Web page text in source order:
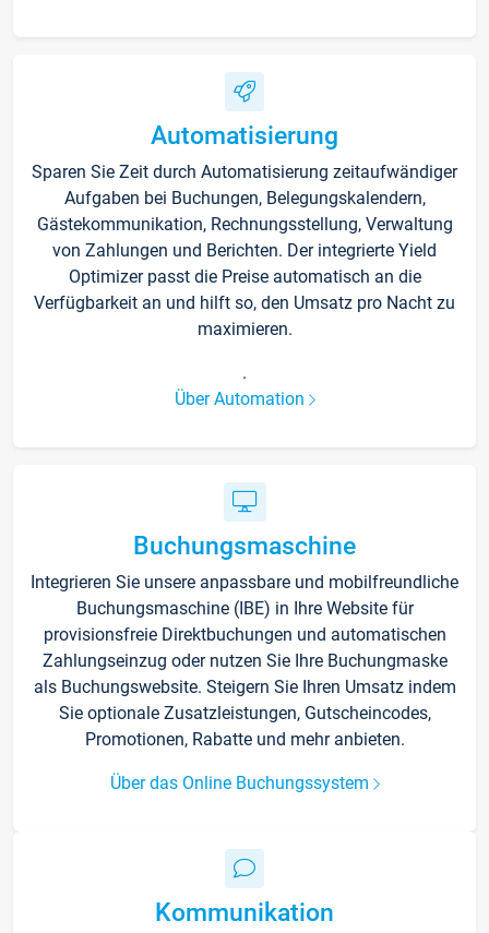
Automatisierung
Sparen Sie Zeit durch Automatisierung zeitaufwändiger
Aufgaben bei Buchungen, Belegungskalendern,
Gästekommunikation, Rechnungsstellung, Verwaltung
von Zahlungen und Berichten. Der integrierte Yield
Optimizer passt die Preise automatisch an die
Verfügbarkeit an und hilft so, den Umsatz pro Nacht zu
maximieren.
.
Über Automation
Buchungsmaschine
Integrieren Sie unsere anpassbare und mobilfreundliche
Buchungsmaschine (IBE) in Ihre Website für
provisionsfreie Direktbuchungen und automatischen
Zahlungseinzug oder nutzen Sie Ihre Buchungmaske
als Buchungswebsite. Steigern Sie Ihren Umsatz indem
Sie optionale Zusatzleistungen, Gutscheincodes,
Promotionen, Rabatte und mehr anbieten.
Über das Online Buchungssystem
Kommunikation